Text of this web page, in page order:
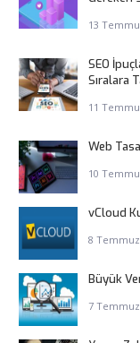
13
SEO
Sıralara
11
Web
10
vCloud
8 Temmuz
Büyük
7 Temmuz